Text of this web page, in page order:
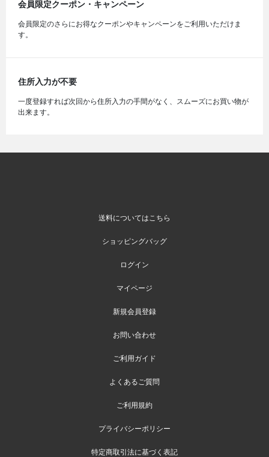
会員限定クーポン・キャンペーン
会員限定のさらにお得なクーポンやキャンペーンをご利用いただけま
す。
住所入力が不要
一度登録すれば次回から住所入力の手間がなく、スムーズにお買い物が
出来ます。
送料についてはこちら
ショッピングバッグ
ログイン
マイページ
新規会員登録
お問い合わせ
ご利用ガイド
よくあるご質問
ご利用規約
プライバシーポリシー
特定商取引法に基づく表記